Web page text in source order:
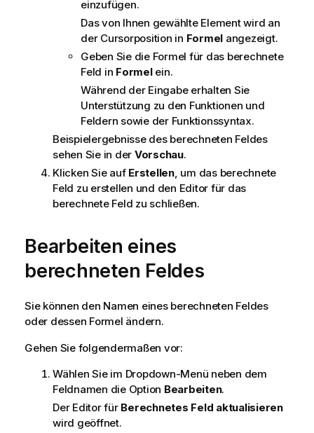
einzufügen.
Das von Ihnen gewählte Element wird an
der Cursorposition in Formel angezeigt.
Geben Sie die Formel für das berechnete
Feld in Formelein.
Während der Eingabe erhalten Sie
Unterstützung zu den Funktionen und
Feldern sowie der Funktionssyntax.
Beispielergebnisse des berechneten Feldes
sehen Sie in der Vorschau.
Klicken Sie auf Erstellen, um das berechnete
Feld zu erstellen und den Editor für das
berechnete Feld zu schließen.
Bearbeiten eines
berechneten Feldes
Sie können den Namen eines berechneten Feldes
oder dessen Formel ändern.
Gehen Sie folgendermaßen vor:
Wählen Sie im Dropdown-Menü neben dem
Feldnamen die Option Bearbeiten.
Der Editor für Berechnetes Feld aktualisieren
wird geöffnet.